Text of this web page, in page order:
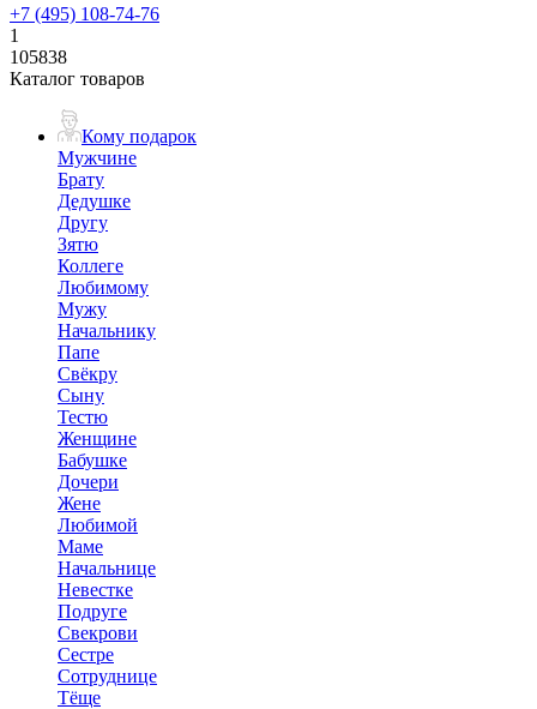
+7 (495) 108-74-76
1
105838
Каталог товаров
Кому подарок
Мужчине
Брату
Дедушке
Другу
Зятю
Коллеге
Любимому
Мужу
Начальнику
Папе
Свёкру
Сыну
Тестю
Женщине
Бабушке
Дочери
Жене
Любимой
Маме
Начальнице
Невестке
Подруге
Свекрови
Сестре
Сотруднице
Тёще